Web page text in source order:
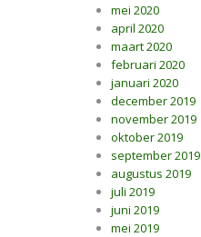
mei 2020
april 2020
maart 2020
februari 2020
januari 2020
december 2019
november 2019
oktober 2019
september 2019
augustus 2019
juli 2019
juni 2019
mei 2019